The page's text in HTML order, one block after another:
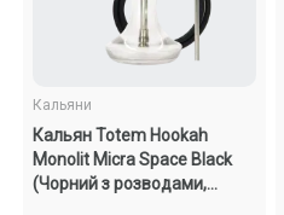
Кальяни
Кальян Totem Hookah
Monolit Micra Space Black
(Чорний з розводами,